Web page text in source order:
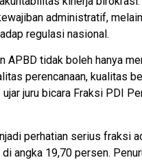
administratif,
regulasi nasional.
APBD tidak boleh hanya
perencanaan, kualitas
ujar juru bicara Fraksi PDI
perhatian serius fraksi
angka 19,70 persen.